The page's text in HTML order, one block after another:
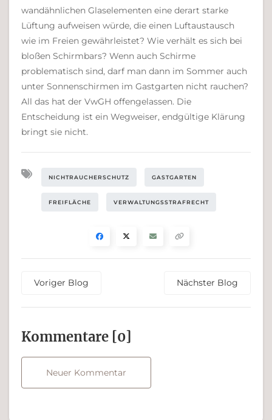
wandähnlichen Glaselementen eine derart starke
Lüftung aufweisen würde, die einen Luftaustausch
wie im Freien gewährleistet? Wie verhält es sich bei
bloßen Schirmbars? Wenn auch Schirme
problematisch sind, darf man dann im Sommer auch
unter Sonnenschirmen im Gastgarten nicht rauchen?
All das hat der VwGH offengelassen. Die
Entscheidung ist ein Wegweiser, endgültige Klärung
bringt sie nicht.
NICHTRAUCHERSCHUTZ GASTGARTEN
FREIFLÄCHE VERWALTUNGSSTRAFRECHT
Voriger Blog Nächster Blog
Kommen­tare [0]
Neuer Kommentar